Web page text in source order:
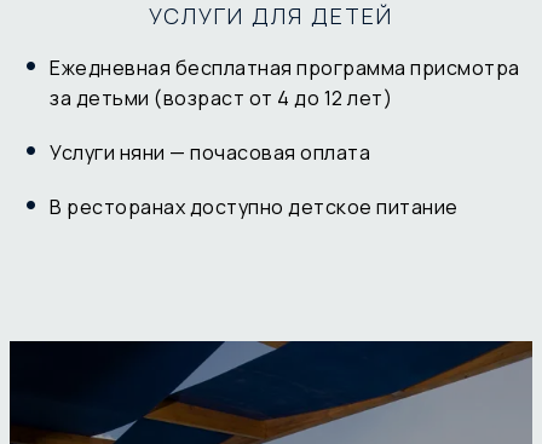
УСЛУГИ ДЛЯ ДЕТЕЙ
Ежедневная бесплатная программа присмотра
за детьми (возраст от 4 до 12 лет)
Услуги няни — почасовая оплата
В ресторанах доступно детское питание